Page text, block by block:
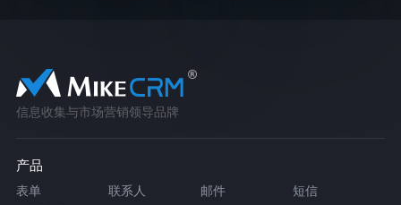
信息收集与市场营销领导品牌
产品
表单 联系人 邮件
短信